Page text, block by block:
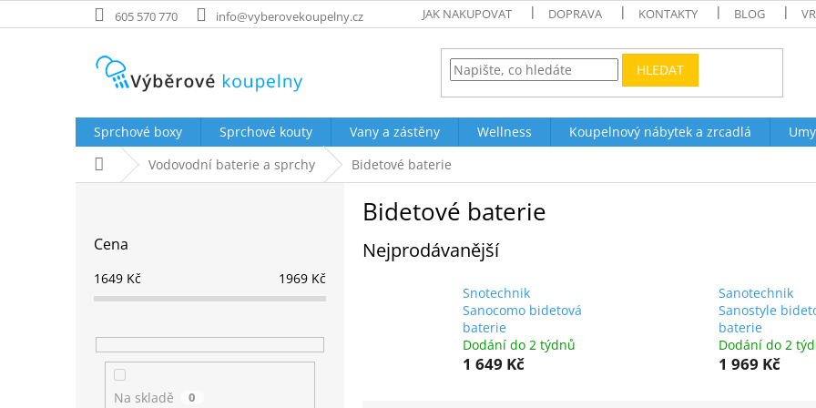
na
605 570 770 info@vyberovekoupelny.cz JAK NAKUPOVAT DOPRAVA KONTAKTY BLOG
HLEDAT
Sprchové boxy Sprchové kouty Vany a zástěny Wellness Koupelnový nábytek a zrcadlá
Domů Vodovodní baterie a sprchy Bidetové baterie
Cena
1649 Kč 1969 Kč
Na skladě 0
Bidetové baterie
Nejprodávanější
Snotechnik
Sanocomo bidetová
baterie
Dodání do 2 týdnů
1 649 Kč
Sanotechnik
Sanostyle
baterie
Dodání do 2
1 969 Kč